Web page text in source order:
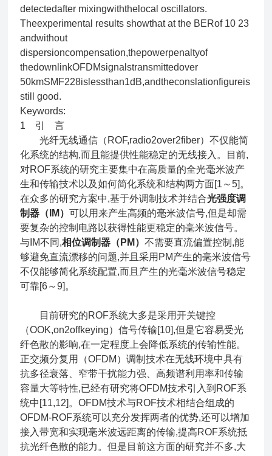
detectedafter mixingwiththelocal oscillators.
Theexperimental results showthat at the BERof 10 23
andwithout
dispersioncompensation,thepowerpenaltyof
thedownlinkOFDMsignalstransmittedover
50kmSMF228islessthan1dB,andtheconslationfigureis
still good.
Keywords:
1 引 言
光纤无线通信（ROF,radio2over2fiber）不仅能简
化系统的结构,而且能提供性能稳定的无线接入。目前,
对ROF系统的研究主要集中在高质量的全光毫米波产
生和传输技术以及如何简化系统和结构两方面[1～5]。
在众多的研究方案中,基于外调制技术并结合光强度调
制器（IM）可以用来产生高频的毫米波信号,但是却需
要复杂的控制电路以获得性能更稳定的毫米波信号。
与IM不同,相位调制器（PM）不需要直流偏置控制,能
够避免直流漂移的问题,并且采用PM产生的毫米波信号
不仅能够简化系统配置,而且产生的光毫米波信号稳定
可靠[6～9]。
目前研究的ROF系统大多是采用开关键控
（OOK,on2offkeying）信号传输[10],但是它容易受光
纤色散的影响,在一定程度上会降低系统的传输性能。
正交频分复用（OFDM）调制技术在无线环境中具有
抗多径衰落、窄带干扰能力强、高频谱利用率和传输
容量大等特性,已经有研究将OFDM技术引入到ROF系
统中[11,12]。OFDM技术与ROF技术相结合组成的
OFDM-ROF系统可以充分发挥两者的优势,还可以增加
接入带宽和实现毫米波远距离的传输,提高ROF系统抵
抗光纤色散的能力。但是目前这方面的研究并不多,大